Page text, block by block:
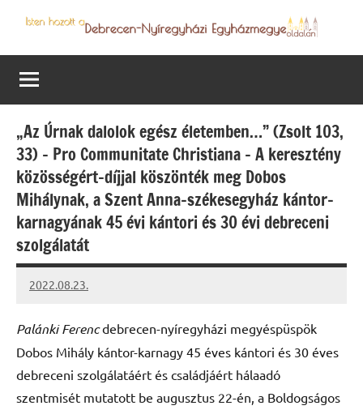
content
Debrecen-
Nyíregyházi
Egyházmegye
programjai
„Az Úrnak dalolok egész életemben…” (Zsolt 103,
33) – Pro Communitate Christiana – A keresztény
közösségért-díjjal köszönték meg Dobos
Mihálynak, a Szent Anna-székesegyház kántor-
karnagyának 45 évi kántori és 30 évi debreceni
szolgálatát
2022.08.23.
kovacs.agi
Palánki Ferencdebrecen-nyíregyházi megyéspüspök
Dobos Mihály kántor-karnagy 45 éves kántori és 30 éves
debreceni szolgálatáért és családjáért hálaadó
szentmisét mutatott be augusztus 22-én, a Boldogságos